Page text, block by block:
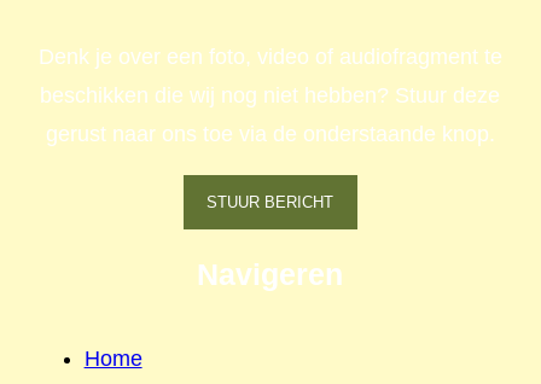
Denk je over een foto, video of audiofragment te
beschikken die wij nog niet hebben? Stuur deze
gerust naar ons toe via de onderstaande knop.
STUUR BERICHT
Navigeren
Home